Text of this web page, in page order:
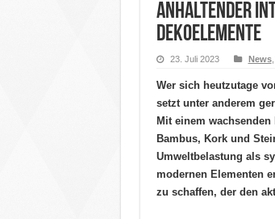
Anhaltender
Dekoelemente
23. Juli 2023 News,
Wer sich heutzutage
setzt unter anderem
Mit einem
Bambus, Kork und
Umweltbelastung als
modernen Elementen
zu schaffen, der den